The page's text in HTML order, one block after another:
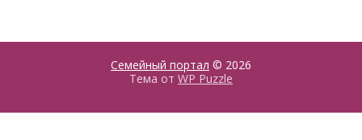
Семейный портал © 2026
Тема от WP Puzzle